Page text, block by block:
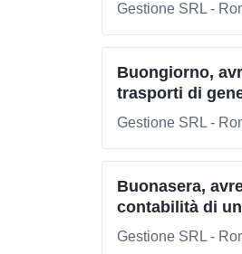
Gestione SRL -
Buongiorno,
trasporti di
Gestione SRL -
Buonasera,
contabilità di
Gestione SRL -